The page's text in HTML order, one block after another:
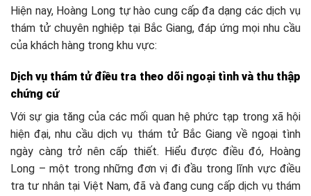
Hiện nay, Hoàng Long tự hào cung cấp đa dạng các dịch vụ
thám tử chuyên nghiệp tại Bắc Giang, đáp ứng mọi nhu cầu
của khách hàng trong khu vực:
Dịch vụ thám tử điều tra theo dõi ngoại tình và thu thập
chứng cứ
Với sự gia tăng của các mối quan hệ phức tạp trong xã hội
hiện đại, nhu cầu dịch vụ thám tử Bắc Giang về ngoại tình
ngày càng trở nên cấp thiết. Hiểu được điều đó, Hoàng
Long – một trong những đơn vị đi đầu trong lĩnh vực điều
tra tư nhân tại Việt Nam, đã và đang cung cấp dịch vụ thám